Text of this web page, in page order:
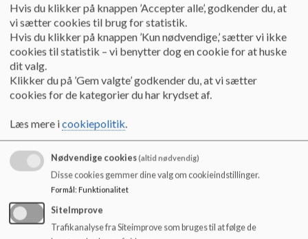
STU Ringsted
STU Ringsted er et særligt tilrettelagt
uddannelsestilbud til unge mellem 16 og 25 år.
Læs mere
Hvis du klikker på knappen ’Accepter alle’, godkender du, at
vi sætter cookies til brug for statistik.
Hvis du klikker på knappen ’Kun nødvendige,’ sætter vi ikke
cookies til statistik – vi benytter dog en cookie for at huske
dit valg.
Klikker du på ’Gem valgte’ godkender du, at vi sætter
cookies for de kategorier du har krydset af.
Læs mere icookiepolitik.
Nødvendige cookies(altid nødvendig)
Disse cookies gemmer dine valg om cookieindstillinger.
Formål: Funktionalitet
SiteImprove
Trafikanalyse fra Siteimprove som bruges til at følge de